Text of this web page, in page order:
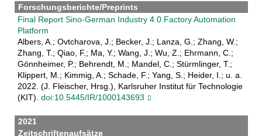
Forschungsberichte/Preprints
Final Report Sino-German Industry 4.0 Factory Automation
Platform
Albers, A.; Ovtcharova, J.; Becker, J.; Lanza, G.; Zhang, W.;
Zhang, T.; Qiao, F.; Ma, Y.; Wang, J.; Wu, Z.; Ehrmann, C.;
Gönnheimer, P.; Behrendt, M.; Mandel, C.; Stürmlinger, T.;
Klippert, M.; Kimmig, A.; Schade, F.; Yang, S.; Heider, I.; u. a.
2022. (J. Fleischer, Hrsg.), Karlsruher Institut für Technologie
(KIT). doi:10.5445/IR/1000143693
2021
Zeitschriftenaufsätze